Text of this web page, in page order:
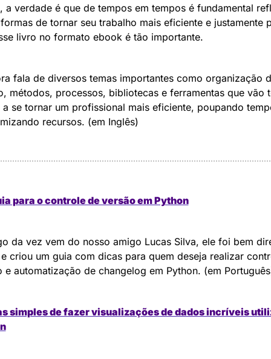
a verdade é que de tempos em tempos é fundamental
de tornar seu trabalho mais eficiente e justamente
livro no formato ebook é tão importante.
fala de diversos temas importantes como organização
métodos, processos, bibliotecas e ferramentas que vão
a se tornar um profissional mais eficiente, poupando
recursos. (em Inglês)
para o controle de versão em Python
da vez vem do nosso amigo Lucas Silva, ele foi bem
criou um guia com dicas para quem deseja realizar
e automatização de changelog em Python. (em
simples de fazer visualizações de dados incríveis